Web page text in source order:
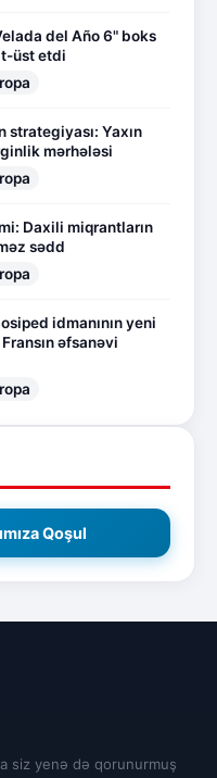
del Año 6" boks
üst etdi
strategiyası: Yaxın
mərhələsi
Daxili miqrantların
sədd
idmanının yeni
əfsanəvi
Qoşul
siz yenə də qorunurmuş